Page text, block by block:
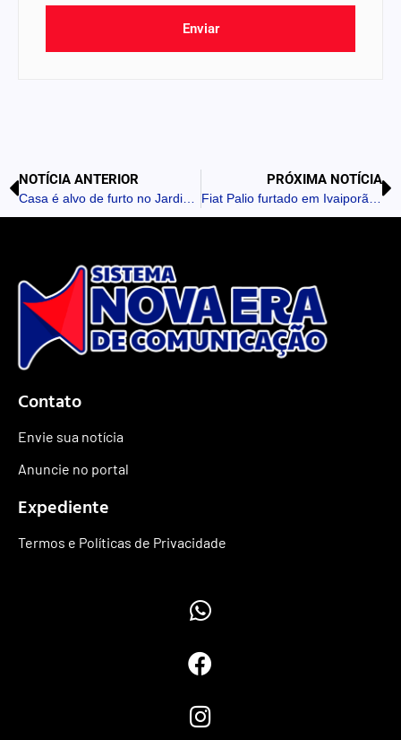
Enviar
NOTÍCIA ANTERIOR PRÓXIMA NOTÍCIA
Contato
Envie sua notícia
Anuncie no portal
Expediente
Termos e Políticas de Privacidade